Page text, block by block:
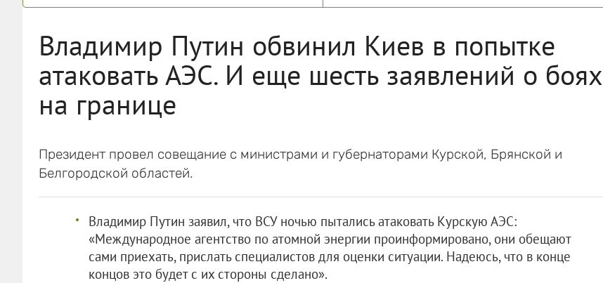
Владимир Путин обвинил Киев в попытке
атаковать АЭС. И еще шесть заявлений о боях
на границе
Президент провел совещание с министрами и губернаторами Курской, Брянской и
Белгородской областей.
Владимир Путин заявил, что ВСУ ночью пытались атаковать Курскую АЭС:
«Международное агентство по атомной энергии проинформировано, они обещают
сами приехать, прислать специалистов для оценки ситуации. Надеюсь, что в конце
концов это будет с их стороны сделано».